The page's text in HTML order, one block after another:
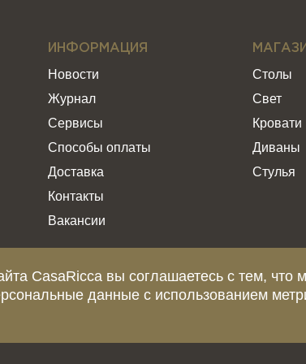
CasaRicca вы соглашаетесь с тем, что
данные с использованием
ИНФОРМАЦИЯ
Новости
Журнал
Сервисы
Способы оплаты
Доставка
Контакты
Вакансии
Столы
Свет
Кровати
Диваны
Стулья
статьи 437 Гражданского Кодекса
сроках и условиях поставки просьба обращаться к